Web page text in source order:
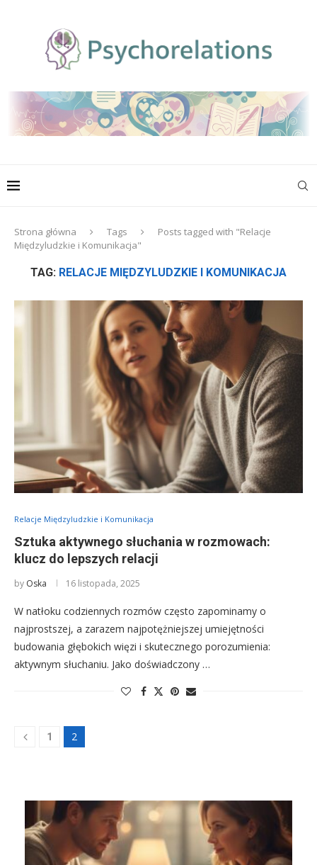
Strona główna Tags
Posts tagged with "Relacje
Międzyludzkie i Komunikacja"
TAG: RELACJE MIĘDZYLUDZKIE I KOMUNIKACJA
Relacje Międzyludzkie i Komunikacja
Sztuka aktywnego słuchania w rozmowach:
klucz do lepszych relacji
by Oska 16 listopada, 2025
W natłoku codziennych rozmów często zapominamy o
najprostszej, a zarazem najpotężniejszej umiejętności
budowania głębokich więzi i skutecznego porozumienia:
aktywnym słuchaniu. Jako doświadczony …
1 2